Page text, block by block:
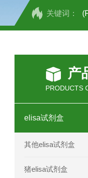
关键词：
产
PRODUCTS
elisa试剂盒
其他elisa试剂盒
猪elisa试剂盒